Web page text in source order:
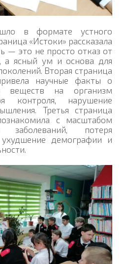
в формате устного
«Истоки» рассказала
— это не просто отказ от
а ясный ум и основа для
Вторая страница
научные факты о
веществ на организм
контроля, нарушение
Третья страница
с масштабом
потеря
ухудшение демографии и